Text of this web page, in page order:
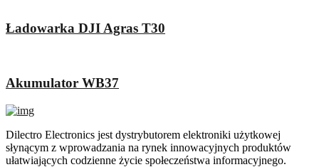
Ładowarka DJI Agras T30
Akumulator WB37
Dilectro Electronics jest dystrybutorem elektroniki użytkowej
słynącym z wprowadzania na rynek innowacyjnych produktów
ułatwiających codzienne życie społeczeństwa informacyjnego.